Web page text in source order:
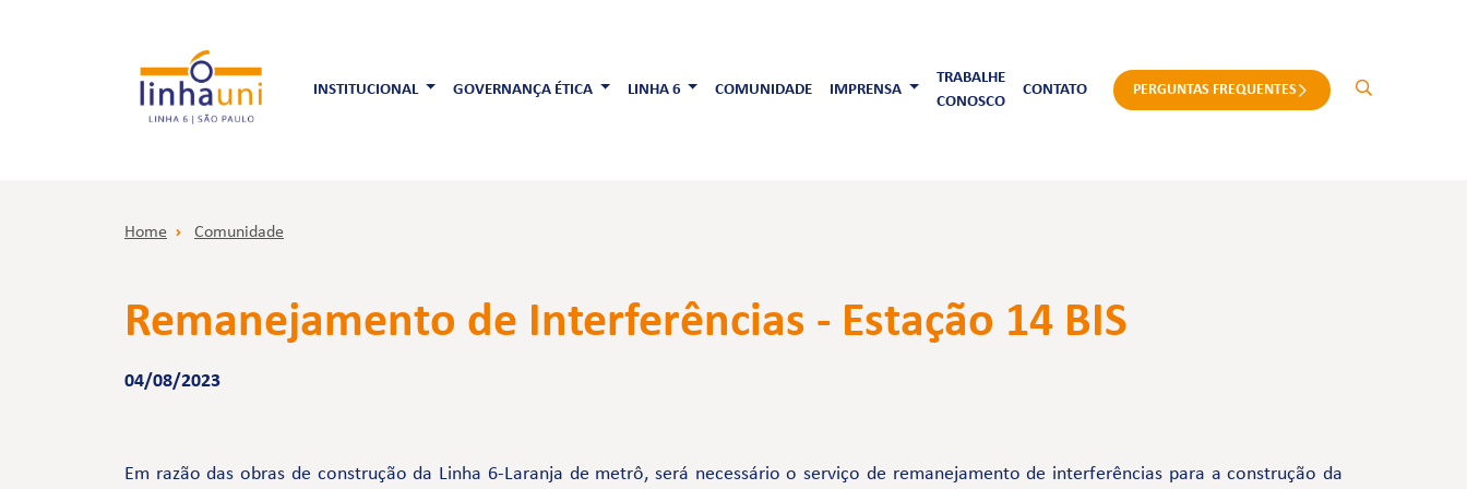
INSTITUCIONAL GOVERNANÇA ÉTICA LINHA 6 COMUNIDADE IMPRENSA
TRABALHE
CONOSCO
CONTATO PERGUNTAS FREQUENTES
Home Comunidade
Remanejamento de Interferências - Estação 14 BIS
04/08/2023
Em razão das obras de construção da Linha 6-Laranja de metrô, será necessário o serviço de remanejamento de interferências para a construção da